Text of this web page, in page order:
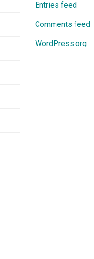
Entries feed
Comments feed
WordPress.org